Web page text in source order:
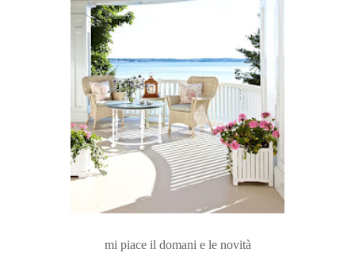
mi piace il domani e le novità